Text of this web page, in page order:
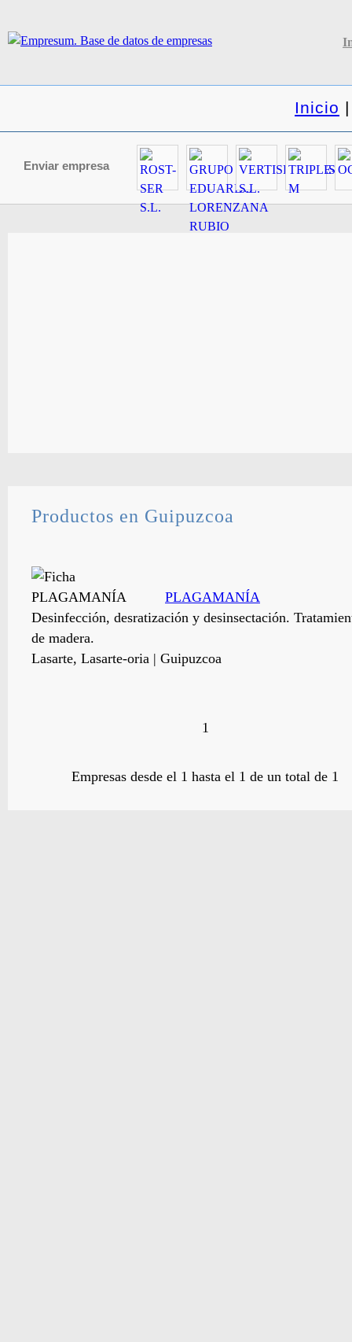
Inicio
Enviar empresa
Productos en Guipuzcoa
PLAGAMANÍA
Desinfección, desratización y desinsectación.
de madera.
Lasarte, Lasarte-oria | Guipuzcoa
1
Empresas desde el 1 hasta el 1 de un total de 1